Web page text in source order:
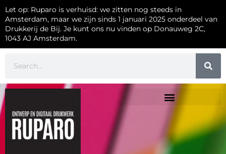
Let op: Ruparo is verhuisd: we zitten nog steeds in
Amsterdam, maar we zijn sinds 1 januari 2025 onderdeel van
Drukkerij de Bij. Je kunt ons nu vinden op Donauweg 2C,
1043 AJ Amsterdam.